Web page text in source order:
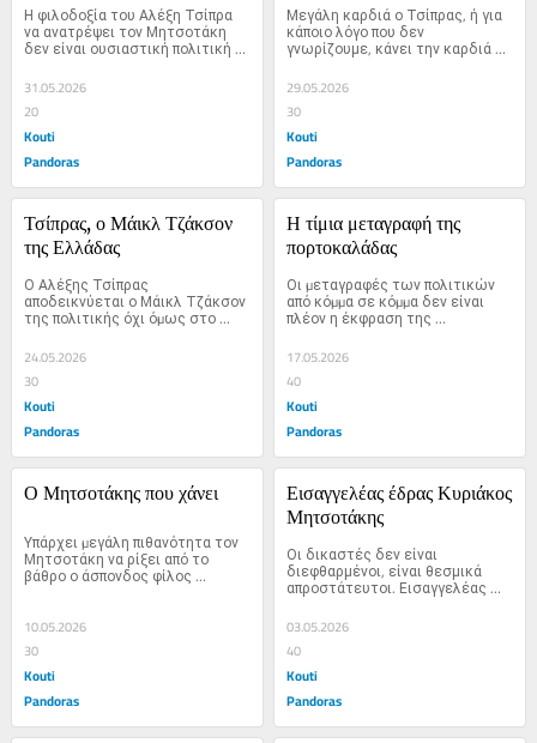
Η φιλοδοξία του Αλέξη Τσίπρα
να ανατρέψει τον Μητσοτάκη
δεν είναι ουσιαστική πολιτική
31.05.2026
20
Kouti
Pandoras
Μεγάλη καρδιά ο Τσίπρας, ή για
κάποιο λόγο που δεν
γνωρίζουμε, κάνει την καρδιά
του…
29.05.2026
30
Kouti
Pandoras
Τσίπρας, ο Μάικλ Τζάκσον
της Ελλάδας
Ο Αλέξης Τσίπρας
αποδεικνύεται ο Μάικλ Τζάκσον
της πολιτικής όχι όµως στο
κοµµάτι της καλλιτεχνικής…
24.05.2026
30
Kouti
Pandoras
Η τίμια μεταγραφή της
πορτοκαλάδας
Οι µεταγραφές των πολιτικών
από κόµµα σε κόµµα δεν είναι
πλέον η έκφραση της
εξυπηρέτησης…
17.05.2026
40
Kouti
Pandoras
Ο Μητσοτάκης που χάνει
Υπάρχει µεγάλη πιθανότητα τον
Μητσοτάκη να ρίξει από το
βάθρο ο άσπονδος φίλος
Αντώνης Σαµαράς.
10.05.2026
30
Kouti
Pandoras
Εισαγγελέας έδρας Κυριάκος
Μητσοτάκης
Οι δικαστές δεν είναι
διεφθαρμένοι, είναι θεσμικά
απροστάτευτοι. Εισαγγελέας
έδρας και πειθαρχικό συμβούλιο
είναι ο…
03.05.2026
40
Kouti
Pandoras